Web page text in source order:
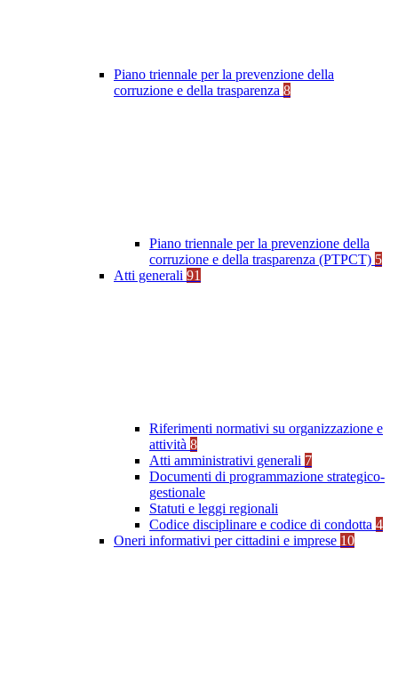
Piano triennale per la prevenzione della
corruzione e della trasparenza 8
Piano triennale per la prevenzione della
corruzione e della trasparenza (PTPCT) 5
Atti generali 91
Riferimenti normativi su organizzazione e
attività 8
Atti amministrativi generali 7
Documenti di programmazione strategico-
gestionale
Statuti e leggi regionali
Codice disciplinare e codice di condotta 4
Oneri informativi per cittadini e imprese 10